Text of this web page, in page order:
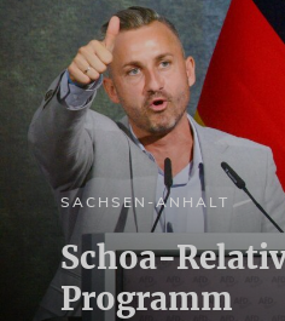
SACHSEN-ANHALT
Schoa-
Programm